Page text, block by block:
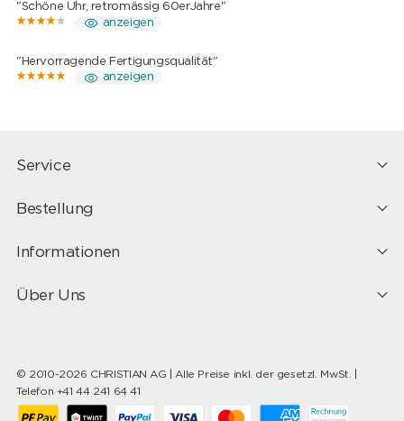
"Schöne Uhr, retromässig 60erJahre"
anzeigen
"Hervorragende Fertigungsqualität"
anzeigen
Service
Bestellung
Informationen
Über Uns
© 2010-2026 CHRISTIAN AG | Alle Preise inkl. der gesetzl. MwSt. |
Telefon +41 44 241 64 41